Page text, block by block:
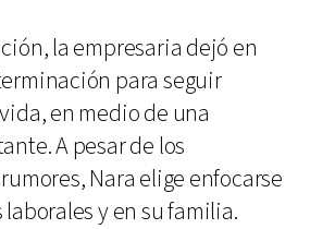
la empresaria dejó en
para seguir
en medio de una
A pesar de los
Nara elige enfocarse
y en su familia.